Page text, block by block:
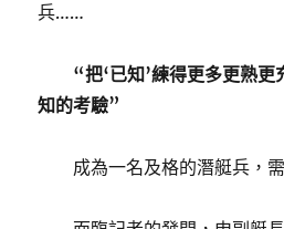
兵……
“把‘已知’練得更多更熟
知的考驗”
成為一名及格的潛艇兵，